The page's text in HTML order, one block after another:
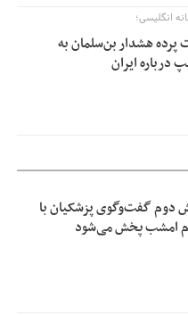
انگلیسی؛
هشدار بن‌سلمان به
درباره ایران
دوم گفت‌وگوی پزشکیان با
امشب پخش می‌شود